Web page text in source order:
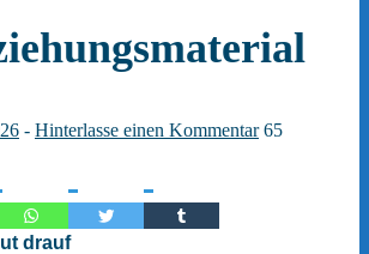
- Hinterlasse einen Kommentar 65
drauf